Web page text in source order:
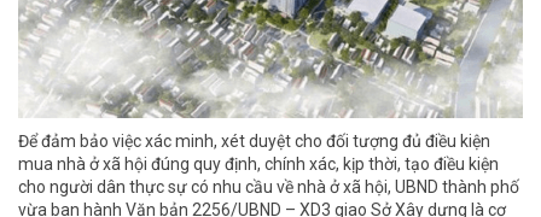
Để đảm bảo việc xác minh, xét duyệt cho đối tượng đủ điều kiện
mua nhà ở xã hội đúng quy định, chính xác, kịp thời, tạo điều kiện
cho người dân thực sự có nhu cầu về nhà ở xã hội, UBND thành phố
vừa ban hành Văn bản 2256/UBND – XD3 giao Sở Xây dựng là cơ